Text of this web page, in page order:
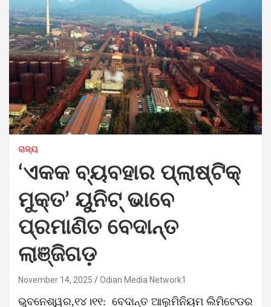
ରାଜ୍ୟ
‘ଏକକ ବ୍ୟବହାର ପ୍ଲାଷ୍ଟିକ୍
ମୁକ୍ତ’ ୟୁନିଟ୍ ଭାବେ
ପ୍ରମାଣିତ ବେଦାନ୍ତ
ଲାଞ୍ଜିଗଡ଼
November 14, 2025 Odian Media Network1
ଭୁବନେଶ୍ୱର,୧୪।୧୧: ବେଦାନ୍ତ ଆଲୁମିନିୟମ ଲିମିଟେଡର